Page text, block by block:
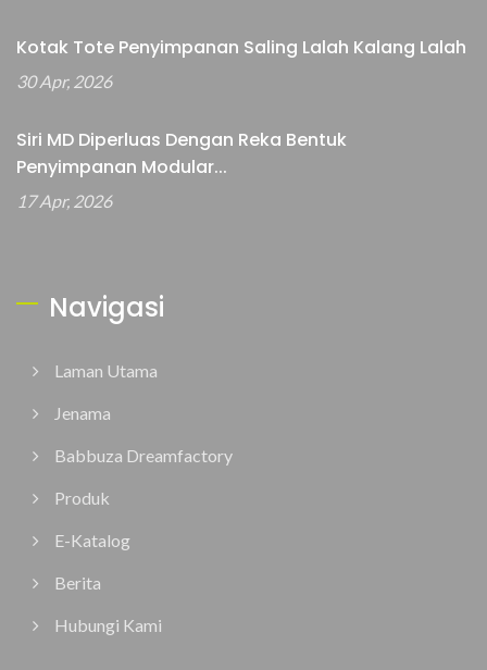
Kotak Tote Penyimpanan Saling Lalah Kalang Lalah
30 Apr, 2026
Siri MD Diperluas Dengan Reka Bentuk
Penyimpanan Modular...
17 Apr, 2026
Navigasi
Laman Utama
Jenama
Babbuza Dreamfactory
Produk
E-Katalog
Berita
Hubungi Kami